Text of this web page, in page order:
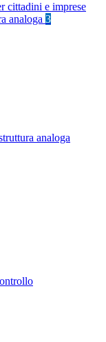
cittadini e imprese
analoga 3
analoga